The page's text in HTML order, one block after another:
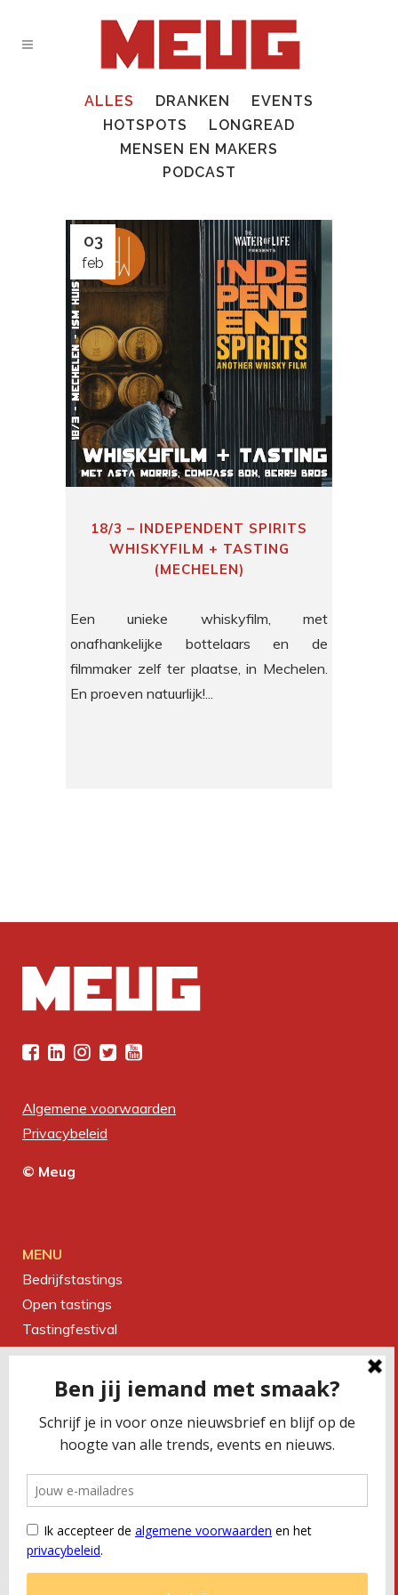
ALLES DRANKEN
EVENTS
HOTSPOTS
LONGREAD
MENSEN EN MAKERS
PODCAST
03
feb
18/3 – INDEPENDENT SPIRITS
WHISKYFILM + TASTING
(MECHELEN)
Een unieke whiskyfilm, met
onafhankelijke bottelaars en de
filmmaker zelf ter plaatse, in Mechelen.
En proeven natuurlijk!...
Algemene voorwaarden
Privacybeleid
© Meug
MENU
Bedrijfstastings
Open tastings
Tastingfestival
Magazine
Over ons
CONTACTEER ONS
Smaakbureau Meug
Kerkstraat 19 | 2060 Antwerpen
T +32 (0) 479 32 02 66